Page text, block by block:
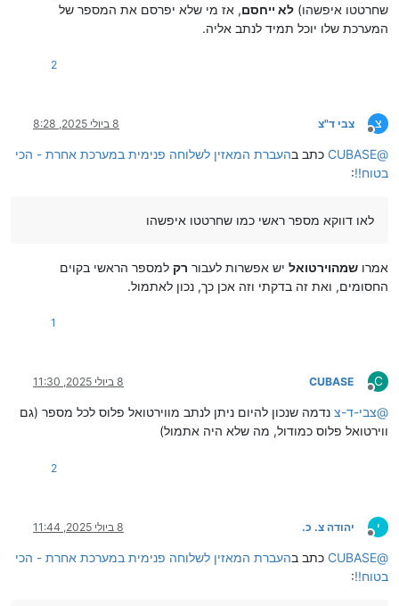
שחרטטו איפשהו) לא ייחסם, אז מי שלא יפרסם את המספר של
המערכת שלו יוכל תמיד לנתב אליה.
2
צ
מנותק
צבי ד"צ 8 ביולי 2025, 8:28
@
CUBASE כתב בהעברת המאזין לשלוחה פנימית במערכת אחרת - הכי
בטוח!!:
לאו דווקא מספר ראשי כמו שחרטטו איפשהו
אמרו שמהוירטואל יש אפשרות לעבור רק למספר הראשי בקוים
החסומים, ואת זה בדקתי וזה אכן כך, נכון לאתמול.
1
C
מנותק
CUBASE 8 ביולי 2025, 11:30
@צבי-ד-צ נדמה שנכון להיום ניתן לנתב מווירטואל פלוס לכל מספר (גם
ווירטואל פלוס כמודול, מה שלא היה אתמול)
2
י
מנותק
יהודה צ. כ. 8 ביולי 2025, 11:44
@
CUBASE כתב בהעברת המאזין לשלוחה פנימית במערכת אחרת - הכי
בטוח!!: